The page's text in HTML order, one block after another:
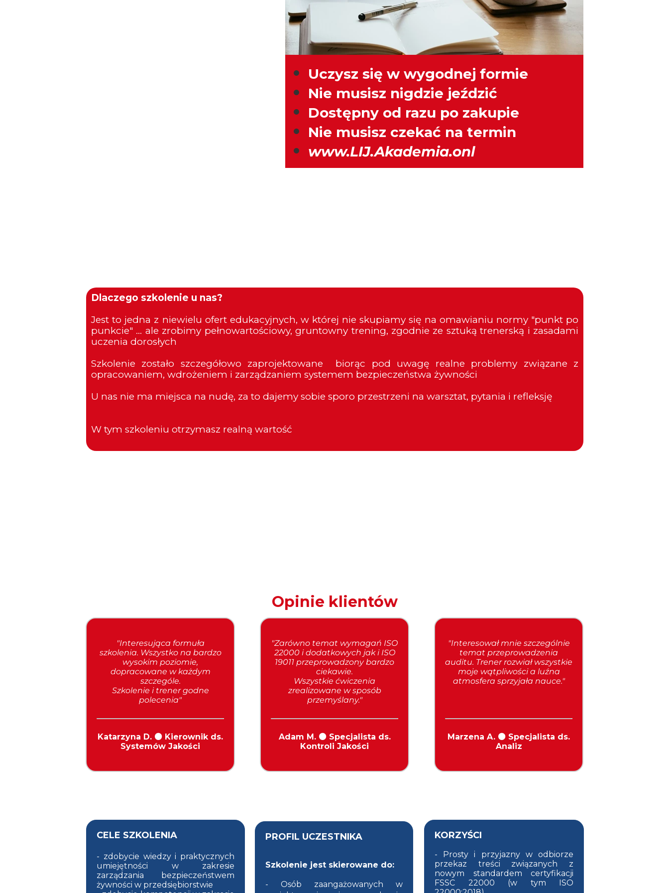
Uczysz się w wygodnej formie
Nie musisz nigdzie jeździć
Dostępny od razu po zakupie
Nie musisz czekać na termin
www.LIJ.Akademia.onl
Dlaczego szkolenie u nas?
Jest to jedna z niewielu ofert edukacyjnych, w której nie skupiamy się na omawianiu normy "punkt po
punkcie" ... ale zrobimy pełnowartościowy, gruntowny trening, zgodnie ze sztuką trenerską i zasadami
uczenia dorosłych
Szkolenie zostało szczegółowo zaprojektowane biorąc pod uwagę realne problemy związane z
opracowaniem, wdrożeniem i zarządzaniem systemem bezpieczeństwa żywności
U nas nie ma miejsca na nudę, za to dajemy sobie sporo przestrzeni na warsztat, pytania i refleksję
W tym szkoleniu otrzymasz realną wartość
Opinie klientów
"Interesował mnie szczególnie
temat przeprowadzenia
auditu. Trener rozwiał wszystkie
moje wątpliwości a luźna
atmosfera sprzyjała nauce."
Marzena A. ⚫ Specjalista ds.
Analiz
"Zarówno temat wymagań ISO
22000 i dodatkowych jak i ISO
19011 przeprowadzony bardzo
ciekawie.
Wszystkie ćwiczenia
zrealizowane w sposób
przemyślany."
Adam M. ⚫ Specjalista ds.
Kontroli Jakości
"Interesująca formuła
szkolenia. Wszystko na bardzo
wysokim poziomie,
dopracowane w każdym
szczególe.
Szkolenie i trener godne
polecenia"
Katarzyna D. ⚫ Kierownik ds.
Systemów Jakości
KORZYŚCI
- Prosty i przyjazny w odbiorze
przekaz treści związanych z
nowym standardem certyfikacji
FSSC 22000 (w tym ISO
PROFIL UCZESTNIKA
Szkolenie jest skierowane do:
- Osób zaangażowanych w
CELE SZKOLENIA
- zdobycie wiedzy i praktycznych
umiejętności w zakresie
zarządzania bezpieczeństwem
żywności w przedsiębiorstwie